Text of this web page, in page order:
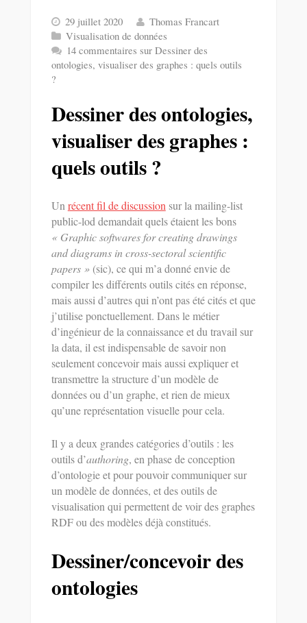
29 juillet 2020
Thomas Francart
Visualisation de données
14 commentaires sur Dessiner des
ontologies, visualiser des graphes : quels outils
?
Dessiner des ontologies,
visualiser des graphes :
quels outils ?
Un récent fil de discussion sur la mailing-list
public-lod demandait quels étaient les bons
« Graphic softwares for creating drawings
and diagrams in cross-sectoral scientific
papers »(sic), ce qui m’a donné envie de
compiler les différents outils cités en réponse,
mais aussi d’autres qui n’ont pas été cités et que
j’utilise ponctuellement. Dans le métier
d’ingénieur de la connaissance et du travail sur
la data, il est indispensable de savoir non
seulement concevoir mais aussi expliquer et
transmettre la structure d’un modèle de
données ou d’un graphe, et rien de mieux
qu’une représentation visuelle pour cela.
Il y a deux grandes catégories d’outils : les
outils d’authoring, en phase de conception
d’ontologie et pour pouvoir communiquer sur
un modèle de données, et des outils de
visualisation qui permettent de voir des graphes
RDF ou des modèles déjà constitués.
Dessiner/concevoir des
ontologies